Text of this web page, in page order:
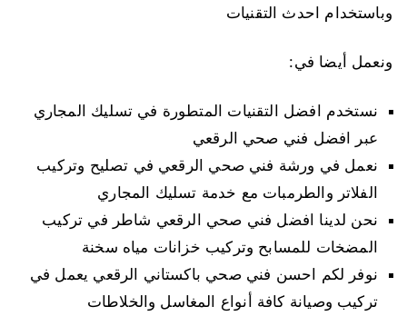
وباستخدام احدث التقنيات
ونعمل أيضا في:
نستخدم افضل التقنيات المتطورة في تسليك المجاري
عبر افضل فني صحي الرقعي
نعمل في ورشة فني صحي الرقعي في تصليح وتركيب
الفلاتر والطرمبات مع خدمة تسليك المجاري
نحن لدينا افضل فني صحي الرقعي شاطر في تركيب
المضخات للمسابح وتركيب خزانات مياه سخنة
نوفر لكم احسن فني صحي باكستاني الرقعي يعمل في
تركيب وصيانة كافة أنواع المغاسل والخلاطات